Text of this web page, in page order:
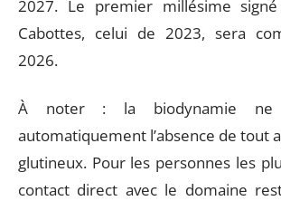
2027. Le premier millésime
Cabottes, celui de 2023, sera
2026.
À noter : la biodynamie ne
automatiquement l’absence de tout
glutineux. Pour les personnes les
contact direct avec le domaine